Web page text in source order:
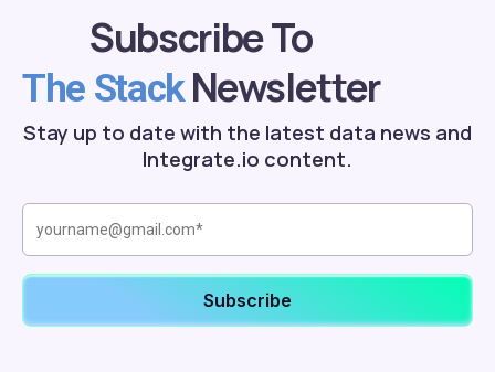
Subscribe To
The StackNewsletter
Stay up to date with the latest data news and
Integrate.io content.